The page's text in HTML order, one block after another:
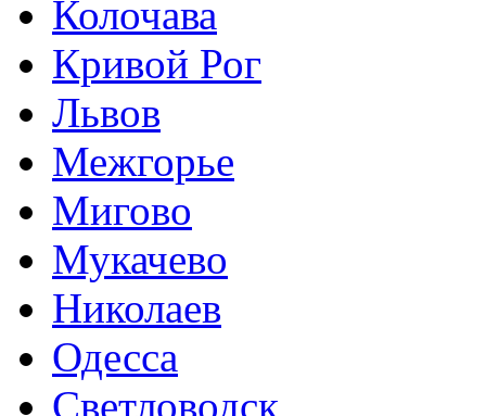
Колочава
Кривой Рог
Львов
Межгорье
Мигово
Мукачево
Николаев
Одесса
Светловодск